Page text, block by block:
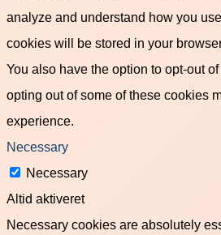
analyze and understand how you
cookies will be stored in your
You also have the option to opt-out
opting out of some of these cookies
experience.
Necessary
Necessary
Altid aktiveret
Necessary cookies are absolutely